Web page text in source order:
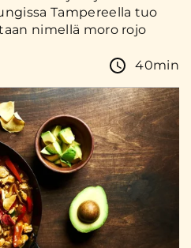
Tampereella tuo
nimellä moro rojo
40min